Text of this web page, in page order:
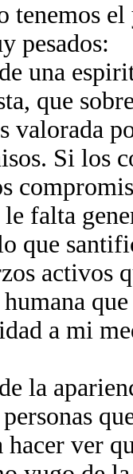
tenemos
pesados:
una
que
valorada
Si los
falta
que
activos
a mi
la
hacer ver